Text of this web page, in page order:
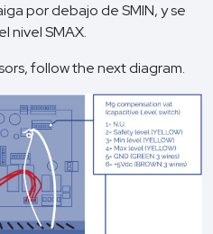
por debajo de SMIN, y se
nivel SMAX.
follow the next diagram.